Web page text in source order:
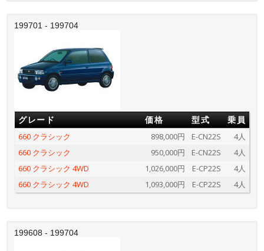
199701 - 199704
グレード 価格 型式 乗員
660 クラシック 898,000円 E-CN22S
4人
660 クラシック
950,000円 E-CN22S
4人
660 クラシック 4WD
1,026,000円 E-CP22S
4人
660 クラシック 4WD
1,093,000円 E-CP22S 4人
199608 - 199704